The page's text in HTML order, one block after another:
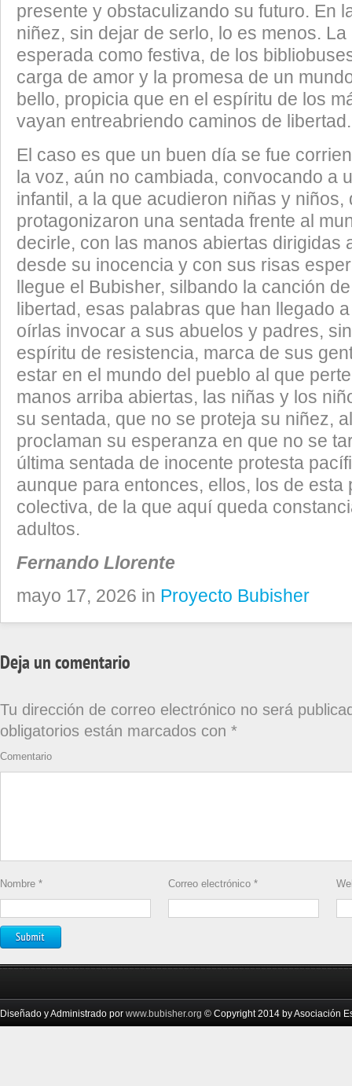
presente y obstaculizando su futuro. En
niñez, sin dejar de serlo, lo es menos. La
esperada como festiva, de los
carga de amor y la promesa de un
bello, propicia que en el espíritu de los
vayan entreabriendo caminos de libertad.
El caso es que un buen día se fue
la voz, aún no cambiada, convocando a
infantil, a la que acudieron niñas y niños,
protagonizaron una sentada frente al
decirle, con las manos abiertas dirigidas
desde su inocencia y con sus risas
llegue el Bubisher, silbando la canción
libertad, esas palabras que han llegado
oírlas invocar a sus abuelos y padres,
espíritu de resistencia, marca de sus
estar en el mundo del pueblo al que
manos arriba abiertas, las niñas y los
su sentada, que no se proteja su niñez,
proclaman su esperanza en que no se
última sentada de inocente protesta
aunque para entonces, ellos, los de esta
colectiva, de la que aquí queda
adultos.
Fernando Llorente
mayo 17, 2026 in Proyecto Bubisher
Deja un comentario
Tu dirección de correo electrónico no será
obligatorios están marcados con *
Comentario
Nombre * Correo electrónico *
Diseñado y Administrado por www.bubisher.org © Copyright 2014 by Asociación